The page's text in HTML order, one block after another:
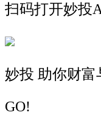
扫码打开妙投
妙投 助你财富
GO!